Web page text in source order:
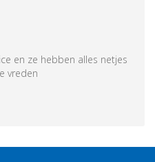
en ze hebben alles netjes
vreden